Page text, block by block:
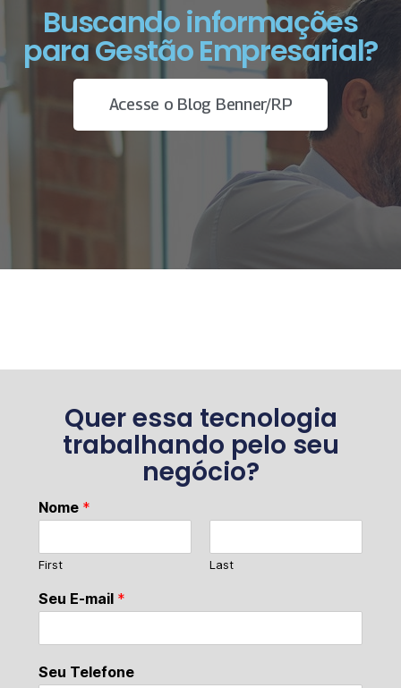
Buscando informações
para Gestão Empresarial?
Acesse o Blog Benner/RP
Quer essa tecnologia
trabalhando pelo seu
negócio?
Nome *
First Last
Seu E-mail *
Seu Telefone